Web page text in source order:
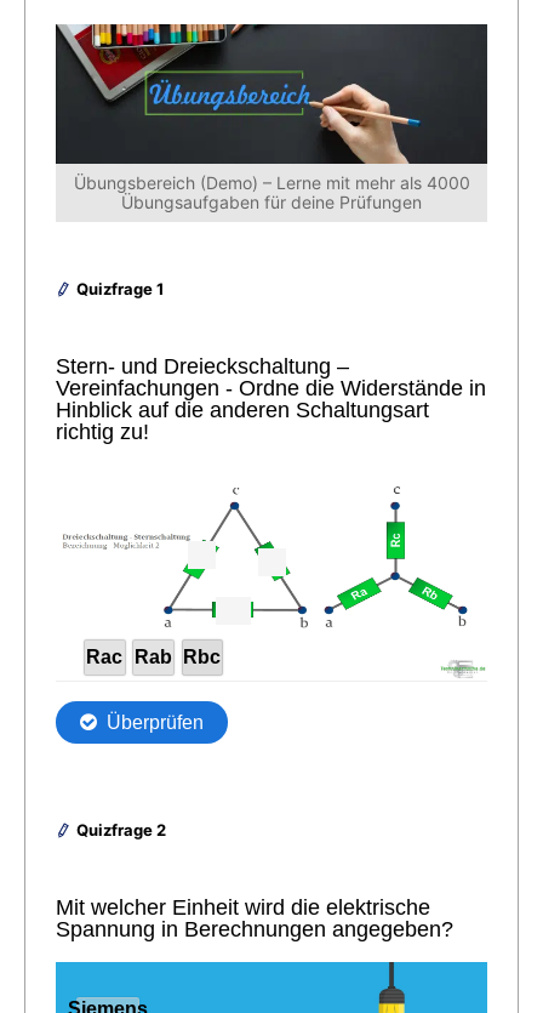
Übungsbereich (Demo) – Lerne mit mehr als 4000
Übungsaufgaben für deine Prüfungen
Quizfrage 1
Quizfrage 2